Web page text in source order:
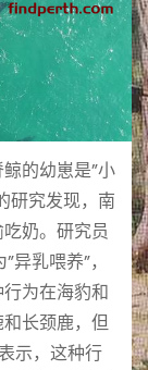
的幼崽是”小
研究发现，南
奶。研究员
乳喂养”，
为在海豹和
长颈鹿，但
示，这种行